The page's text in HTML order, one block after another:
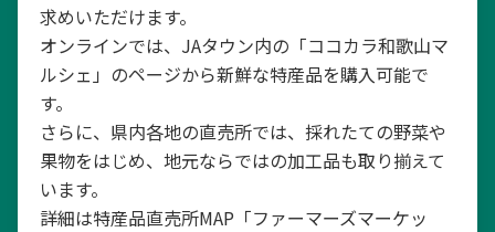
求めいただけます。
オンラインでは、JAタウン内の「ココカラ和歌山マ
ルシェ」のページから新鮮な特産品を購入可能で
す。
さらに、県内各地の直売所では、採れたての野菜や
果物をはじめ、地元ならではの加工品も取り揃えて
います。
詳細は特産品直売所MAP「ファーマーズマーケッ